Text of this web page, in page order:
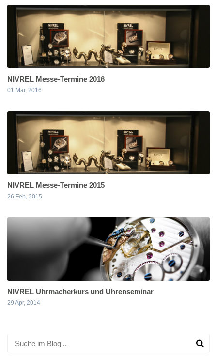
NIVREL Messe-Termine 2016
01 Mar, 2016
NIVREL Messe-Termine 2015
26 Feb, 2015
NIVREL Uhrmacherkurs und Uhrenseminar
29 Apr, 2014